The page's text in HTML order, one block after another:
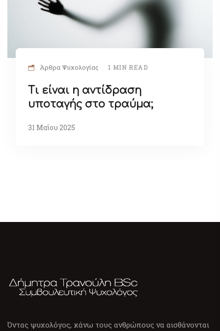
Άρθρα Ψυχολογίας 1 MIN READ
Τι είναι η αντίδραση
υποταγής στο τραύμα;
31 Μαΐου 2025
Όντας ψυχολόγος, κάνω τους ανθρώπους να αισθάνονται